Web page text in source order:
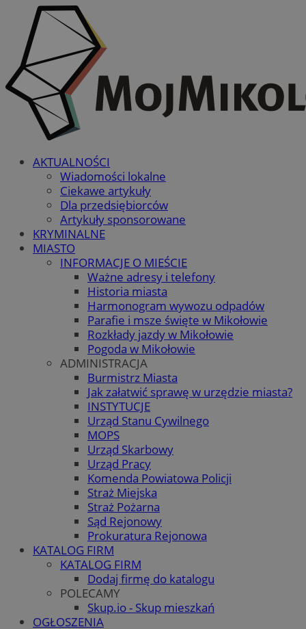
AKTUALNOŚCI
Wiadomości lokalne
Ciekawe artykuły
Dla przedsiębiorców
Artykuły sponsorowane
KRYMINALNE
MIASTO
INFORMACJE O MIEŚCIE
Ważne adresy i telefony
Historia miasta
Harmonogram wywozu odpadów
Parafie i msze święte w Mikołowie
Rozkłady jazdy w Mikołowie
Pogoda w Mikołowie
ADMINISTRACJA
Burmistrz Miasta
Jak załatwić sprawę w urzędzie miasta?
INSTYTUCJE
Urząd Stanu Cywilnego
MOPS
Urząd Skarbowy
Urząd Pracy
Komenda Powiatowa Policji
Straż Miejska
Straż Pożarna
Sąd Rejonowy
Prokuratura Rejonowa
KATALOG FIRM
KATALOG FIRM
Dodaj firmę do katalogu
POLECAMY
Skup.io - Skup mieszkań
OGŁOSZENIA